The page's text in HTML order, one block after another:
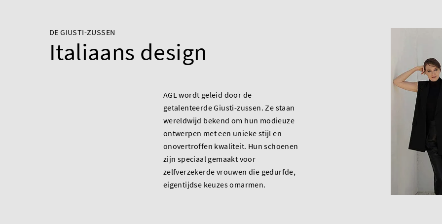
DE GIUSTI-ZUSSEN
Italiaans design
AGL wordt geleid door de
getalenteerde Giusti-zussen. Ze staan
wereldwijd bekend om hun modieuze
ontwerpen met een unieke stijl en
onovertroffen kwaliteit. Hun schoenen
zijn speciaal gemaakt voor
zelfverzekerde vrouwen die gedurfde,
eigentijdse keuzes omarmen.